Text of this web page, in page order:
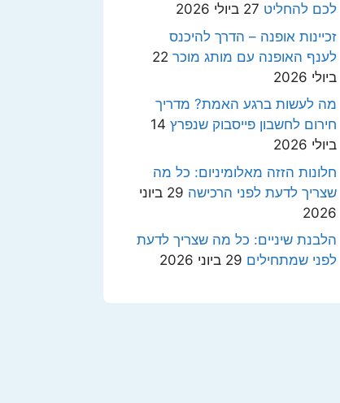
לכם להחליט 27 ביולי 2026
זכיינות אופנה – הדרך להיכנס
לענף האופנה עם מותג מוכר 22
ביולי 2026
מה לעשות ברגע האמת? מדריך
חירום לחשבון פייסבוק שנפרץ 14
ביולי 2026
חלונות הזזה מאלומיניום: כל מה
שצריך לדעת לפני הרכישה
29 ביוני
2026
הלבנת שיניים: כל מה שצריך לדעת
לפני שמתחילים 29 ביוני 2026